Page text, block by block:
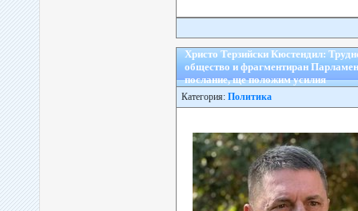
Христо Терзийски Кюстендил:
общество и фрагментиран
послание, ще положим усилия
Категория: Политика